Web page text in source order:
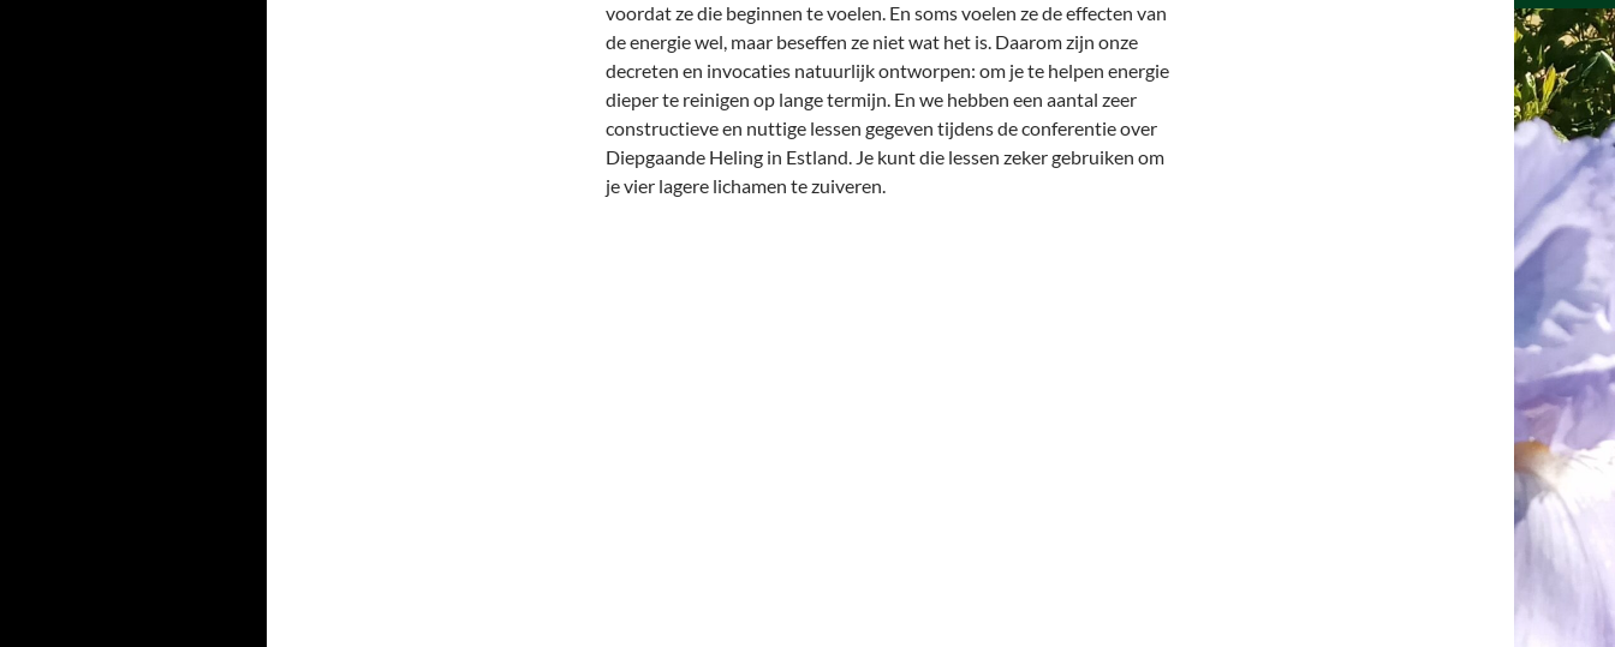
voordat ze die beginnen te voelen. En soms voelen ze de effecten van
de energie wel, maar beseffen ze niet wat het is. Daarom zijn onze
decreten en invocaties natuurlijk ontworpen: om je te helpen energie
dieper te reinigen op lange termijn. En we hebben een aantal zeer
constructieve en nuttige lessen gegeven tijdens de conferentie over
Diepgaande Heling in Estland. Je kunt die lessen zeker gebruiken om
je vier lagere lichamen te zuiveren.